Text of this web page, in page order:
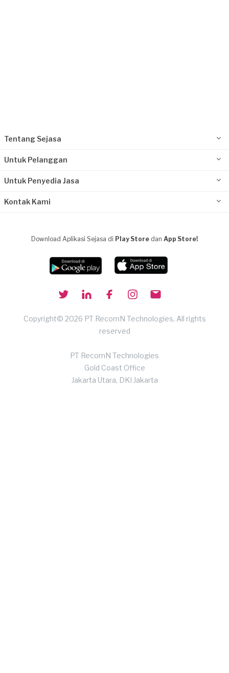
Tentang Sejasa
Untuk Pelanggan
Untuk Penyedia Jasa
Kontak Kami
Download Aplikasi Sejasa di Play Store dan App Store!
Copyright© 2026 PT RecomN Technologies, All rights
reserved
PT RecomN Technologies
Gold Coast Office
Jakarta Utara, DKI Jakarta